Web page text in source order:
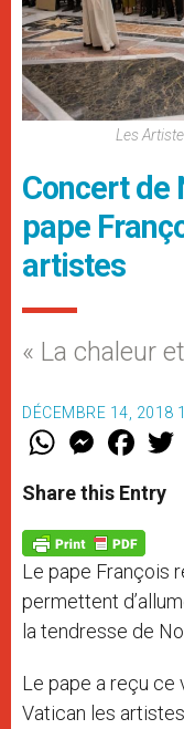
Les
Concert de
pape
artistes
« La chaleur
DÉCEMBRE 14, 2018
W
t
s
p
p
M
e
s
e
g
e
r
F
a
e
b
o
k
Share this Entry
Le pape François
permettent
la tendresse de
Le pape a reçu ce
Vatican les